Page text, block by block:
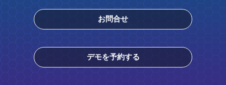
お問合せ
デモを予約する